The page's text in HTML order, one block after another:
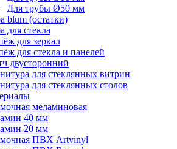
Для трубы Ø50 мм
blum (остатки)
для стекла
для зеркал
для стекла и панелей
двусторонний
для стеклянных витрин
для стеклянных столов
меламиновая
40 мм
20 мм
ПВХ Artvinyl